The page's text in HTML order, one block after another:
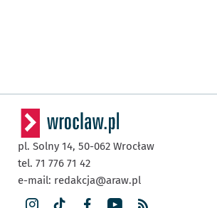
pl. Solny 14, 50-062 Wrocław
tel. 71 776 71 42
e-mail: redakcja@araw.pl